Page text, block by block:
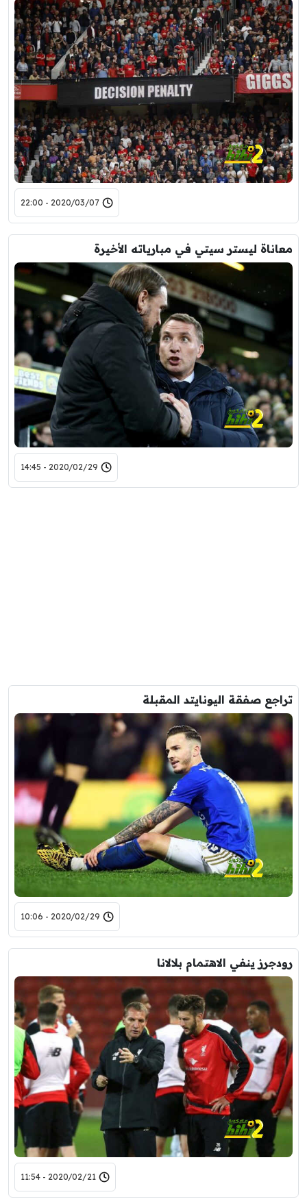
2020/03/07 - 22:00
معاناة ليستر سيتي في مبارياته الأخيرة
2020/02/29 - 14:45
تراجع صفقة اليونايتد المقبلة
2020/02/29 - 10:06
رودجرز ينفي الاهتمام بلالانا
2020/02/21 - 11:54